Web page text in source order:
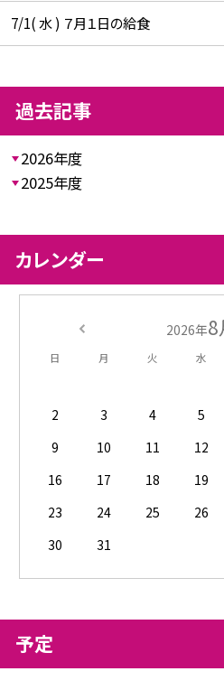
7/1( 水 ) ７月１日の給食
過去記事
2026年度
2025年度
カレンダー
2026年8
日 月 火 水
2
3 4 5
9
10 11 12
16
17 18 19
23
24 25 26
30
31
予定